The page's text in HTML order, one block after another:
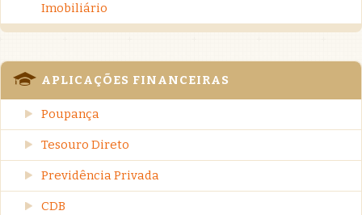
Imobiliário
APLICAÇÕES FINANCEIRAS
Poupança
Tesouro Direto
Previdência Privada
CDB